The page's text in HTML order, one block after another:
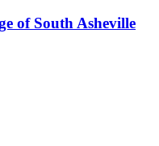
of South Asheville